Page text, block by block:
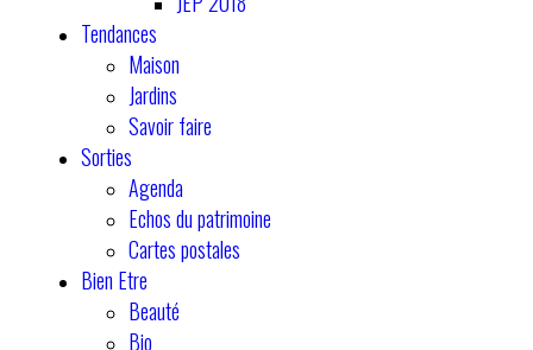
Tendances
Maison
Jardins
Savoir faire
Sorties
Agenda
Echos du patrimoine
Cartes postales
Bien Etre
Beauté
Bio